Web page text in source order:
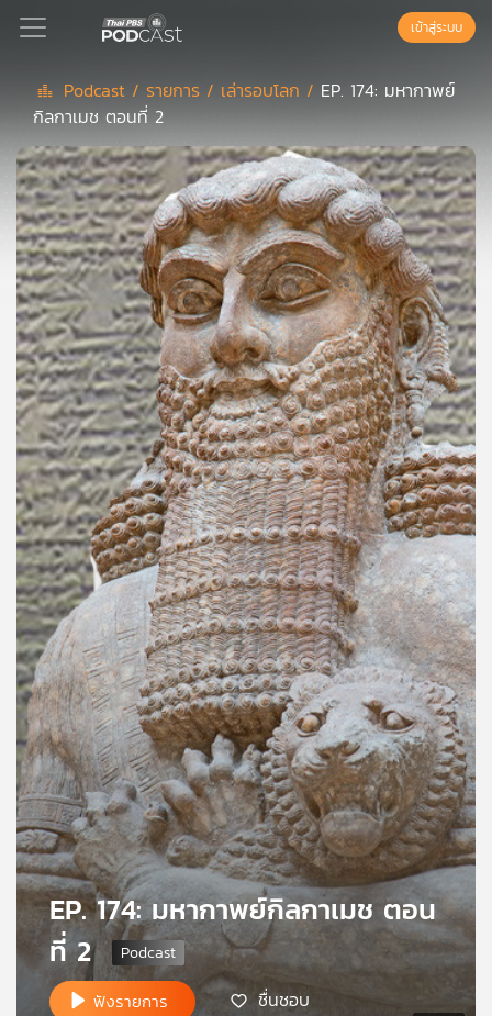
Podcast
เพล
ย์
ลิ
สต์
แนะนำ
เพล
ย์
ลิ
สต์
ของ
คุณ
เพลง
บทความ
ข่าว
และ
กิจกรรม
เกี่ยว
กับ
เรา
เครือ
เข้าสู่ระบบ
Podcast / รายการ / เล่ารอบโลก / EP. 174: มหากาพย์
กิลกาเมช ตอนที่ 2
EP. 174: มหากาพย์กิลกาเมช ตอน
ที่ 2
ฟังรายการ ชื่นชอบ